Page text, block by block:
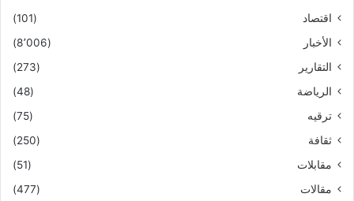
اقتصاد
(101)
الأخبار
(8٬006)
التقارير
(273)
الرياضة
(48)
ترقيه
(75)
ثقافة
(250)
مقابلات
(51)
مقالات
(477)